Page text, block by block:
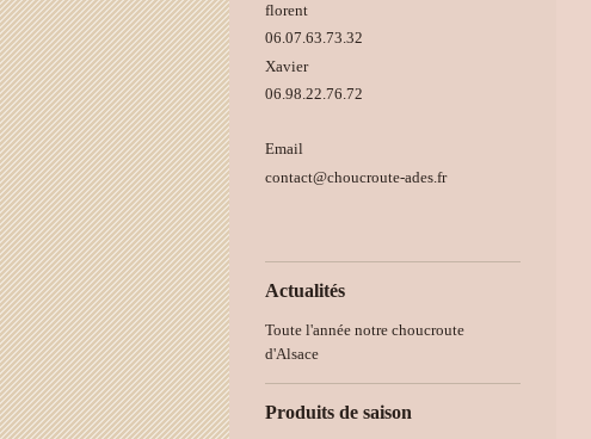
florent
06.07.63.73.32
Xavier
06.98.22.76.72
Email
contact@choucroute-ades.fr
Actualités
Toute l'année notre choucroute
d'Alsace
Produits de saison